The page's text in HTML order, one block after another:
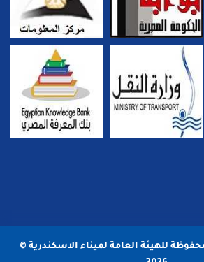
للهيئة العامة لميناء الاسكندرية ©